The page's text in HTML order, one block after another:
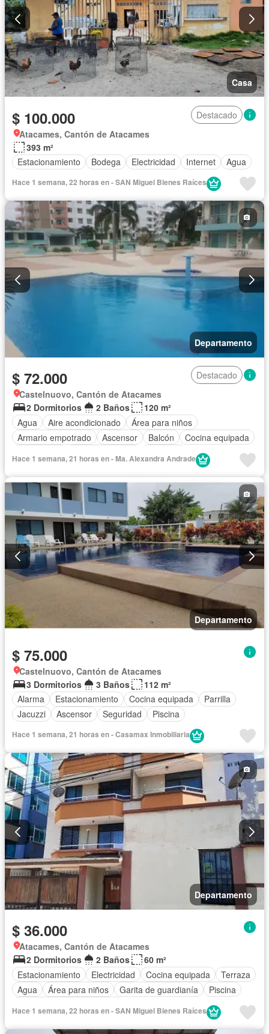
Casa
$ 100.000
Destacado
Atacames, Cantón de Atacames
393 m²
Estacionamiento
Bodega Electricidad Internet Agua
Hace 1 semana, 22 horas en - SAN Miguel Bienes Raíces
Departamento
$ 72.000
Destacado
Castelnuovo, Cantón de Atacames
2 Dormitorios
2 Baños
120 m²
Agua
Aire acondicionado
Área para niños
Armario empotrado
Ascensor Balcón
Cocina equipada
Conserje
Seguridad
Vista panorámica Wifi
Hace 1 semana, 21 horas en - Ma. Alexandra Andrade
Departamento
$ 75.000
Castelnuovo, Cantón de Atacames
3 Dormitorios
3 Baños
112 m²
Alarma
Estacionamiento Cocina equipada
Parrilla
Jacuzzi
Ascensor Seguridad Piscina
Hace 1 semana, 21 horas en - Casamax Inmobiliaria
Departamento
$ 36.000
Atacames, Cantón de Atacames
2 Dormitorios
2 Baños
60 m²
Estacionamiento
Electricidad Cocina equipada
Terraza
Agua
Área para niños Garita de guardianía
Piscina
Hace 1 semana, 22 horas en - SAN Miguel Bienes Raíces